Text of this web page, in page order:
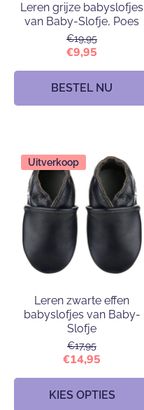
Leren grijze babyslofjes
van Baby-Slofje, Poes
€19,95
€9,95
BESTEL NU
Uitverkoop
Leren zwarte effen
babyslofjes van Baby-
Slofje
€17,95
€14,95
KIES OPTIES